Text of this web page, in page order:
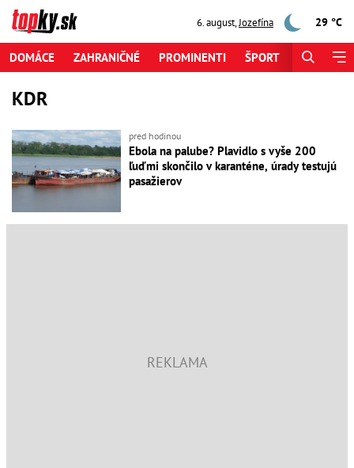
6. august,Jozefína 29 °C
DOMÁCE ZAHRANIČNÉ PROMINENTI ŠPORT
KDR
pred hodinou
Ebola na palube? Plavidlo s vyše 200
ľuďmi skončilo v karanténe, úrady testujú
pasažierov